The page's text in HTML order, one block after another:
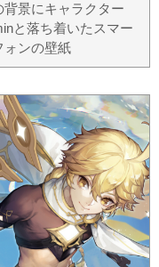
背景にキャラクター
と落ち着いたスマー
ォンの壁紙